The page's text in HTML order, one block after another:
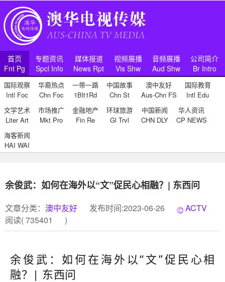
首页
Fnt Pg
专题资讯
Spcl Info
媒体报道
News Rpt
视频展播
Vis Shw
音频展播
Aud Shw
公司简介
Br Intro
国际观察
Intl Foc
华裔热点
Chn Foc
一带一路
1Blt1Rd
中国故事
Chn St
澳中友好
Aus-Chn FS
国际教育
Intl Edu
文学艺术
Liter Art
市场推广
Mkt Pro
金融地产
Fin Re
环球旅游
Gl Trvl
中国新闻
CHN DLY
华人资讯
CP NEWS
海客新闻
HAI WAI
余俊武：如何在海外以“文”促民心相融？| 东西问
文章分类： 澳中友好 发布时间:2023-06-26
ACTV
阅读(735401 )
余俊武：如何在海外以“文”促民心相
融？| 东西问